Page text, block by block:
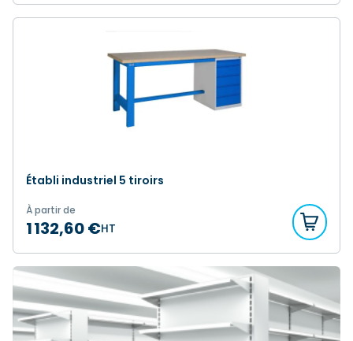
Établi industriel 5 tiroirs
À partir de
1 132,60 €HT